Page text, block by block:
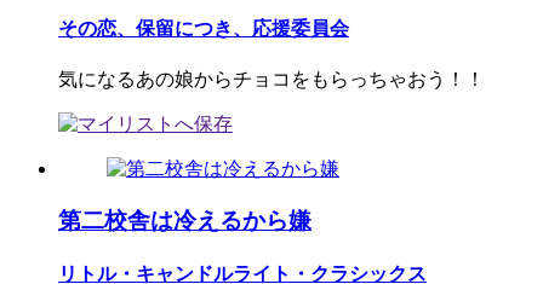
その恋、保留につき、応援委員会
気になるあの娘からチョコをもらっちゃおう！！
第二校舎は冷えるから嫌
リトル・キャンドルライト・クラシックス